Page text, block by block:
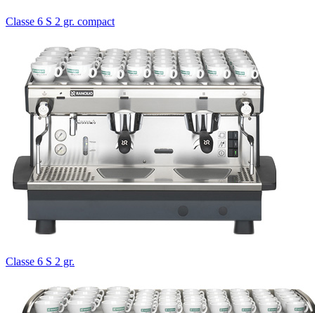
Classe 6 S 2 gr. compact
Classe 6 S 2 gr.